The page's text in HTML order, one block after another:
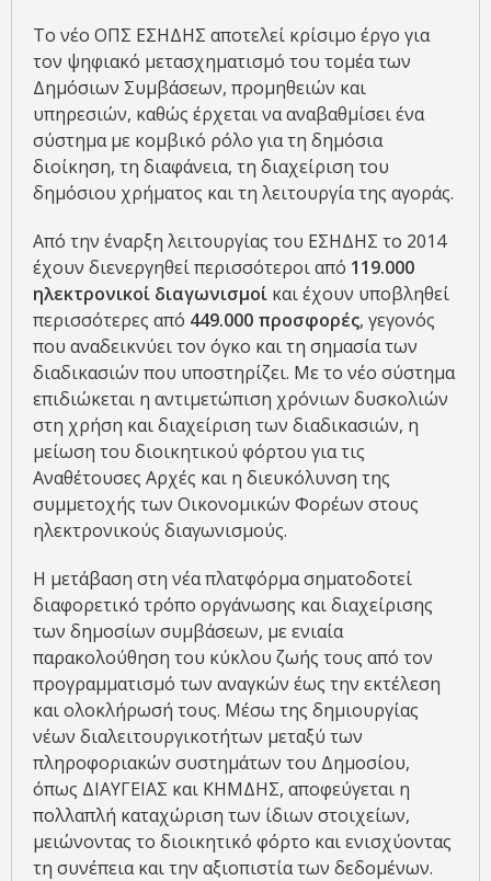
Το νέο ΟΠΣ ΕΣΗΔΗΣ αποτελεί κρίσιμο έργο για
τον ψηφιακό μετασχηματισμό του τομέα των
Δημόσιων Συμβάσεων, προμηθειών και
υπηρεσιών, καθώς έρχεται να αναβαθμίσει ένα
σύστημα με κομβικό ρόλο για τη δημόσια
διοίκηση, τη διαφάνεια, τη διαχείριση του
δημόσιου χρήματος και τη λειτουργία της αγοράς.
Από την έναρξη λειτουργίας του ΕΣΗΔΗΣ το 2014
έχουν διενεργηθεί περισσότεροι από 119.000
ηλεκτρονικοί διαγωνισμοί και έχουν υποβληθεί
περισσότερες από 449.000 προσφορές, γεγονός
που αναδεικνύει τον όγκο και τη σημασία των
διαδικασιών που υποστηρίζει. Με το νέο σύστημα
επιδιώκεται η αντιμετώπιση χρόνιων δυσκολιών
στη χρήση και διαχείριση των διαδικασιών, η
μείωση του διοικητικού φόρτου για τις
Αναθέτουσες Αρχές και η διευκόλυνση της
συμμετοχής των Οικονομικών Φορέων στους
ηλεκτρονικούς διαγωνισμούς.
Η μετάβαση στη νέα πλατφόρμα σηματοδοτεί
διαφορετικό τρόπο οργάνωσης και διαχείρισης
των δημοσίων συμβάσεων, με ενιαία
παρακολούθηση του κύκλου ζωής τους από τον
προγραμματισμό των αναγκών έως την εκτέλεση
και ολοκλήρωσή τους. Mέσω της δημιουργίας
νέων διαλειτουργικοτήτων μεταξύ των
πληροφοριακών συστημάτων του Δημοσίου,
όπως ΔΙΑΥΓΕΙΑΣ και ΚΗΜΔΗΣ, αποφεύγεται η
πολλαπλή καταχώριση των ίδιων στοιχείων,
μειώνοντας το διοικητικό φόρτο και ενισχύοντας
τη συνέπεια και την αξιοπιστία των δεδομένων.